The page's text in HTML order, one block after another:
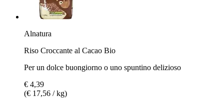
Alnatura
Riso Croccante al Cacao Bio
Per un dolce buongiorno o uno spuntino delizioso
€ 4,39
(€ 17,56 / kg)